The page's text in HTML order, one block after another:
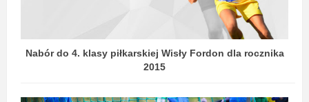
Nabór do 4. klasy piłkarskiej Wisły Fordon dla rocznika
2015